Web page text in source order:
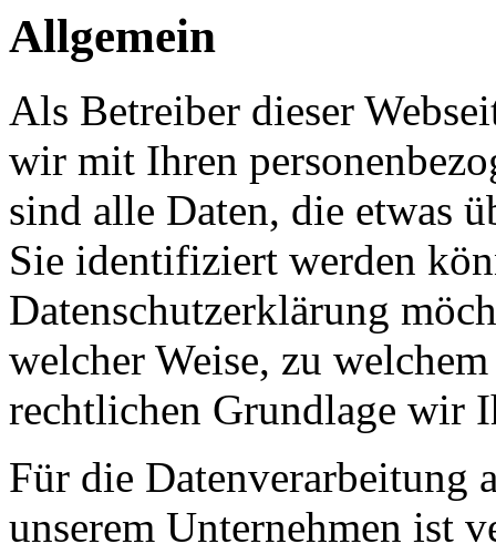
Allgemein
Als Betreiber dieser
wir mit Ihren
sind alle Daten, die etwas
Sie identifiziert werden
Datenschutzerklärung
welcher Weise, zu
rechtlichen Grundlage wir
Für die Datenverarbeitung
unserem Unternehmen ist